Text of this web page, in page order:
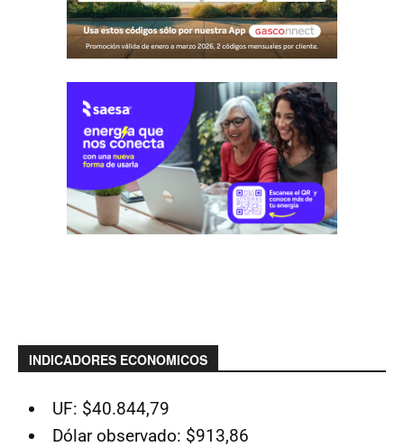
INDICADORES ECONOMICOS
UF: $40.844,79
Dólar observado: $913,86